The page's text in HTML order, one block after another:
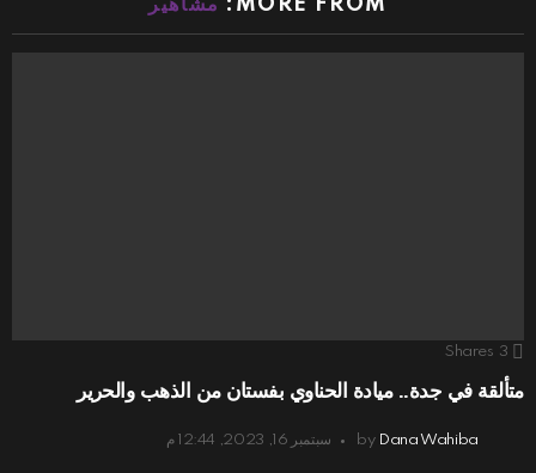
MORE FROM: مشاهير
3
Shares
متألقة في جدة.. ميادة الحناوي بفستان من الذهب والحرير
by Dana Wahiba سبتمبر 16, 2023, 12:44 م